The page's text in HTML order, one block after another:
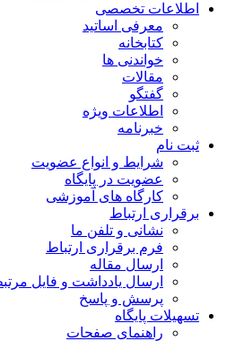
اطلاعات تخصصی
معرفی اساتید
کتابخانه
خواندنی ها
مقالات
گفتگو
اطلاعات ویژه
خبرنامه
ثبت نام
شرایط و انواع عضویت
عضویت در پایگاه
کارگاه های آموزشی
برقراری ارتباط
نشانی و تلفن ما
فرم برقراری ارتباط
ارسال مقاله
ارسال یادداشت و فایل مرتبط
پرسش و پاسخ
تسهیلات پایگاه
راهنمای صفحات